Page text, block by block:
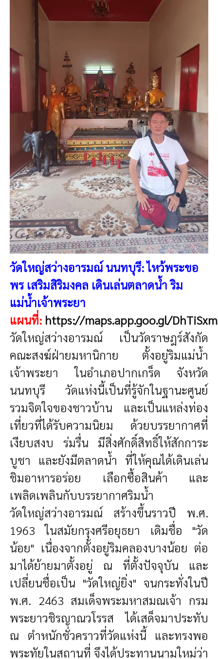
วัดใหญ่สว่างอารมณ์ นนทบุรี: ไหว้พระขอ
พร เสริมสิริมงคล เดินเล่นตลาดน้ำ ริม
แม่น้ำเจ้าพระยา
แผนที่: https://maps.app.goo.gl/
วัดใหญ่สว่างอารมณ์ เป็นวัดราษฎร์สังกัด
คณะสงฆ์ฝ่ายมหานิกาย ตั้งอยู่ริมแม่น้ำ
เจ้าพระยา ในอำเภอปากเกร็ด จังหวัด
นนทบุรี วัดแห่งนี้เป็นที่รู้จักในฐานะศูนย์
รวมจิตใจของชาวบ้าน และเป็นแหล่งท่อง
เที่ยวที่ได้รับความนิยม ด้วยบรรยากาศที่
เงียบสงบ ร่มรื่น มีสิ่งศักดิ์สิทธิ์ให้สักการะ
บูชา และยังมีตลาดน้ำ ที่ให้คุณได้เดินเล่น
ชิมอาหารอร่อย เลือกซื้อสินค้า และ
เพลิดเพลินกับบรรยากาศริมน้ำ
วัดใหญ่สว่างอารมณ์ สร้างขึ้นราวปี พ.ศ.
1963 ในสมัยกรุงศรีอยุธยา เดิมชื่อ "วัด
น้อย" เนื่องจากตั้งอยู่ริมคลองบางน้อย ต่อ
มาได้ย้ายมาตั้งอยู่ ณ ที่ตั้งปัจจุบัน และ
เปลี่ยนชื่อเป็น "วัดใหญ่ยิ่ง" จนกระทั่งในปี
พ.ศ. 2463 สมเด็จพระมหาสมณเจ้า กรม
พระยาวชิรญาณวโรรส ได้เสด็จมาประทับ
ณ ตำหนักชั่วคราวที่วัดแห่งนี้ และทรงพอ
พระทัยในสถานที่ จึงได้ประทานนามใหม่ว่า